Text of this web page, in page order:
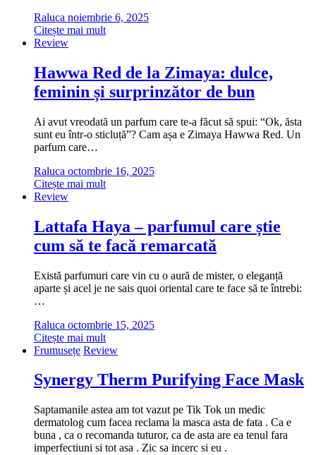
Raluca noiembrie 6, 2025
Citește mai mult
Review
Hawwa Red de la Zimaya: dulce,
feminin și surprinzător de bun
Ai avut vreodată un parfum care te-a făcut să spui: “Ok, ăsta
sunt eu într-o sticluță”? Cam așa e Zimaya Hawwa Red. Un
parfum care…
Raluca octombrie 16, 2025
Citește mai mult
Review
Lattafa Haya – parfumul care știe
cum să te facă remarcată
Există parfumuri care vin cu o aură de mister, o eleganță
aparte și acel je ne sais quoi oriental care te face să te întrebi:
…
Raluca octombrie 15, 2025
Citește mai mult
Frumusețe Review
Synergy Therm Purifying Face Mask
Saptamanile astea am tot vazut pe Tik Tok un medic
dermatolog cum facea reclama la masca asta de fata . Ca e
buna , ca o recomanda tuturor, ca de asta are ea tenul fara
imperfectiuni si tot asa . Zic sa incerc si eu .